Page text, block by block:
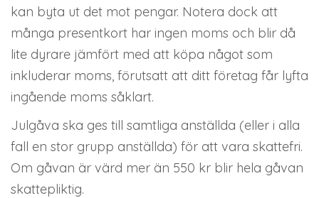
kan byta ut det mot pengar. Notera dock att
många presentkort har ingen moms och blir då
lite dyrare jämfört med att köpa något som
inkluderar moms, förutsatt att ditt företag får lyfta
ingående moms såklart.
Julgåva ska ges till samtliga anställda (eller i alla
fall en stor grupp anställda) för att vara skattefri.
Om gåvan är värd mer än 550 kr blir hela gåvan
skattepliktig.